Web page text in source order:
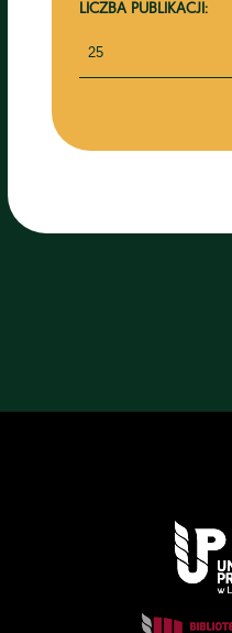
LICZBA PUBLIKACJI:
25